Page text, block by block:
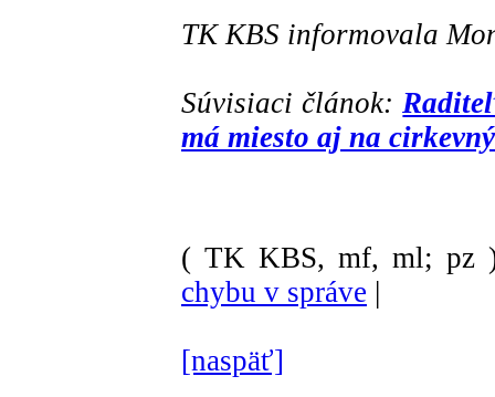
TK KBS informovala
Súvisiaci článok:
má miesto aj na
( TK KBS, mf, ml; pz
chybu v správe |
[naspäť]